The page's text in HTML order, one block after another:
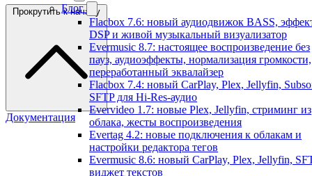
Блог
Flacbox 7.6: новый аудиодвижок BASS,
DSP и живой музыкальный визуализатор
Evermusic 8.7: настоящее воспроизведение без
пауз, аудиоэффекты, нормализация громкости,
переработанный эквалайзер
Flacbox 7.4: новый CarPlay, Plex, Jellyfin,
SFTP для Hi-Res-аудио
Evervideo 1.7: новые Plex, Jellyfin, стриминг из
облака, жесты воспроизведения
Evertag 4.2: новые подключения к облакам и
настройки редактора тегов
Evermusic 8.6: новый CarPlay, Plex, Jellyfin,
виджет текстов
Прокрутить к началу
Документация